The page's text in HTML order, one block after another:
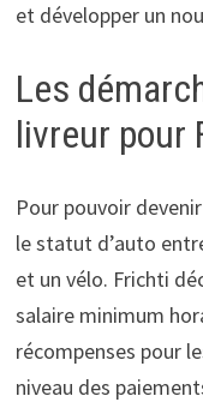
et développer un
Les
livreur pour
Pour pouvoir
le statut d’auto
et un vélo. Frichti
salaire minimum
récompenses pour
niveau des